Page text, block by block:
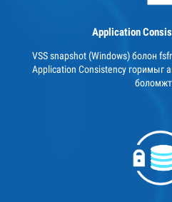
Application
VSS snapshot (Windows) болон
Application Consistency горимыг